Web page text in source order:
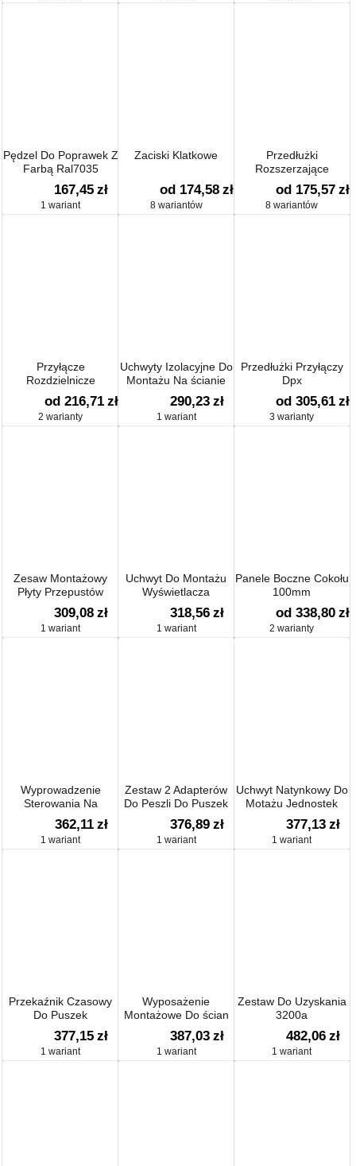
Pędzel Do Poprawek Z
Farbą Ral7035
167,45 zł
1 wariant
Zaciski Klatkowe
od 174,58 zł
8 wariantów
Przedłużki
Rozszerzające
od 175,57 zł
8 wariantów
Przyłącze
Rozdzielnicze
od 216,71 zł
2 warianty
Uchwyty Izolacyjne Do
Montażu Na ścianie
290,23 zł
1 wariant
Przedłużki Przyłączy
Dpx
od 305,61 zł
3 warianty
Zesaw Montażowy
Płyty Przepustów
Kablowych Cabstop
309,08 zł
1 wariant
Uchwyt Do Montażu
Wyświetlacza
318,56 zł
1 wariant
Panele Boczne Cokołu
100mm
od 338,80 zł
2 warianty
Wyprowadzenie
Sterowania Na
Zewnątrz Vistop 32
362,11 zł
1 wariant
Zestaw 2 Adapterów
Do Peszli Do Puszek
Metalowych
376,89 zł
1 wariant
Uchwyt Natynkowy Do
Motażu Jednostek
Sterujących
377,13 zł
1 wariant
Przekaźnik Czasowy
Do Puszek
377,15 zł
1 wariant
Wyposażenie
Montażowe Do ścian
G/k
387,03 zł
1 wariant
Zestaw Do Uzyskania
3200a
482,06 zł
1 wariant